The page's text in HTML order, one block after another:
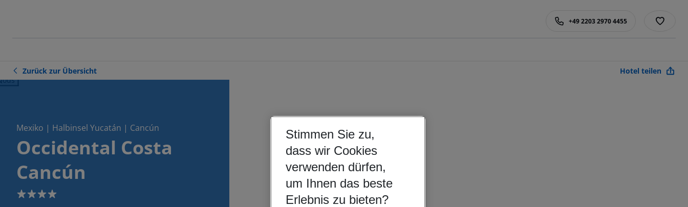
+49 2203 2970 4455
Zurück zur Übersicht Hotel teilen
Mexiko | Halbinsel Yucatán | Cancún
Occidental Costa
Cancún
4
Stimmen Sie zu,
dass wir Cookies
verwenden dürfen,
um Ihnen das beste
Erlebnis zu bieten?